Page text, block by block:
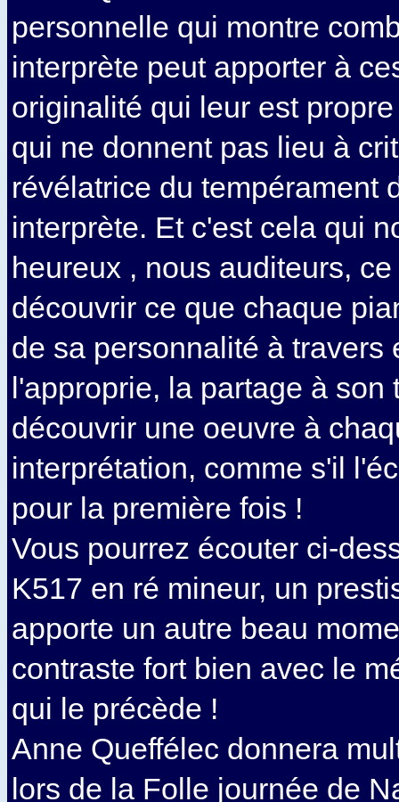
personnelle qui montre
interprète peut apporter à
originalité qui leur est
qui ne donnent pas lieu à
révélatrice du tempérament
interprète. Et c'est cela qui
heureux , nous auditeurs,
découvrir ce que chaque
de sa personnalité à travers
l'approprie, la partage à son
découvrir une oeuvre à
interprétation, comme s'il
pour la première fois !
Vous pourrez écouter ci-
K517 en ré mineur, un
apporte un autre beau
contraste fort bien avec le
qui le précède !
Anne Queffélec donnera
lors de la Folle journée de